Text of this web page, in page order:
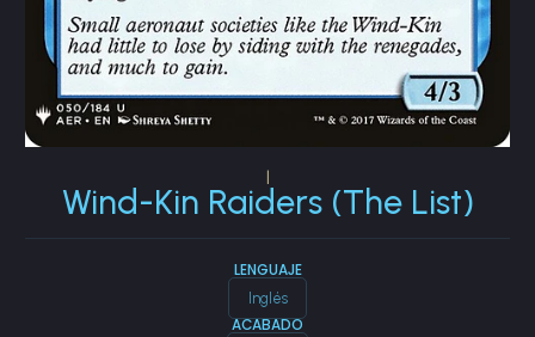
Wind-Kin Raiders (The List)
LENGUAJE
Inglés
ACABADO